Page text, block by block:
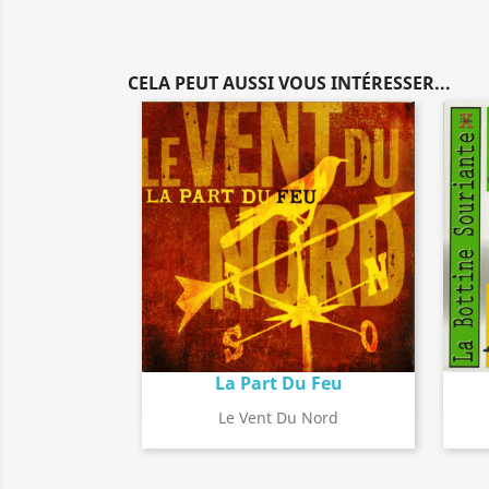
CELA PEUT AUSSI VOUS INTÉRESSER...
La Part Du Feu
Le Vent Du Nord
searchDétail de l'album